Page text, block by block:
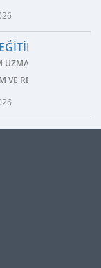
UZMANI
VE REHABILITASYON